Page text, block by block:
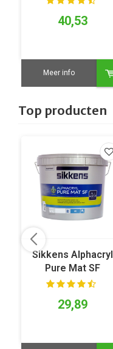
40,53
Meer info
Top producten
Sikkens Alphacryl
Pure Mat SF
29,89